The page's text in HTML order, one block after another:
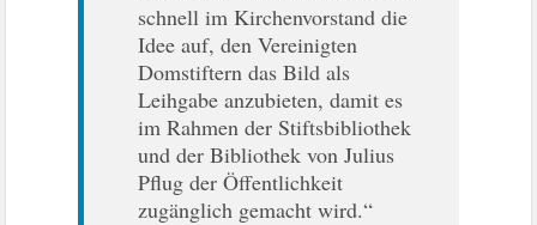
schnell im Kirchenvorstand die
Idee auf, den Vereinigten
Domstiftern das Bild als
Leihgabe anzubieten, damit es
im Rahmen der Stiftsbibliothek
und der Bibliothek von Julius
Pflug der Öffentlichkeit
zugänglich gemacht wird.“